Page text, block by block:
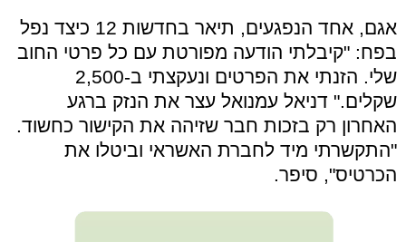
אגם, אחד הנפגעים, תיאר בחדשות 12 כיצד נפל
בפח: "קיבלתי הודעה מפורטת עם כל פרטי החוב
שלי. הזנתי את הפרטים ונעקצתי ב-2,500
שקלים." דניאל עמנואל עצר את הנזק ברגע
האחרון רק בזכות חבר שזיהה את הקישור כחשוד.
"התקשרתי מיד לחברת האשראי וביטלו את
הכרטיס", סיפר.